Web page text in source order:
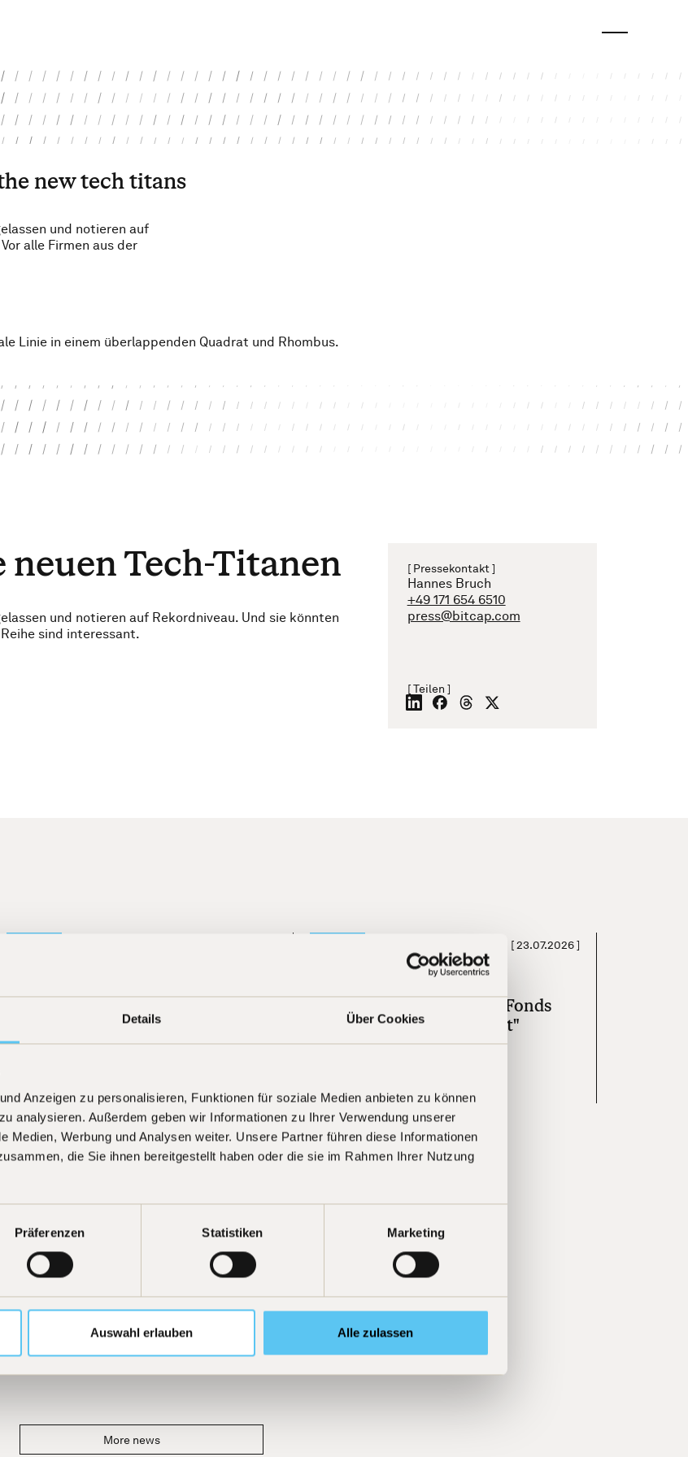
Details Über Cookies
Anzeigen zu personalisieren, Funktionen für soziale Medien anbieten zu können
analysieren. Außerdem geben wir Informationen zu Ihrer Verwendung unserer
Medien, Werbung und Analysen weiter. Unsere Partner führen diese Informationen
die Sie ihnen bereitgestellt haben oder die sie im Rahmen Ihrer Nutzung
Präferenzen Statistiken Marketing
Auswahl erlauben Alle zulassen
new tech titans
und notieren auf
alle Firmen aus der
Tech-Titanen
und notieren auf Rekordniveau. Und sie könnten
sind interessant.
[ Pressekontakt ]
Hannes Bruch
+49 171 654 6510
press@bitcap.com
[ Teilen ]
[23.07.2026]
Handelsblatt "Diese Tech-Fonds
haben am besten performt"
More news